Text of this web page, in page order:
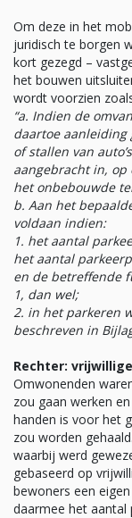
Om deze in het
juridisch te borgen
kort gezegd –
het bouwen
wordt voorzien
“a. Indien de
daartoe aanleiding
of stallen van
aangebracht in,
het onbebouwde
b. Aan het
voldaan indien:
1. het aantal
het aantal
en de betreffende
1, dan wel;
2. in het parkeren
beschreven in
Rechter:
Omwonenden
zou gaan werken
handen is voor het
zou worden
waarbij werd
gebaseerd op
bewoners een
daarmee het aantal